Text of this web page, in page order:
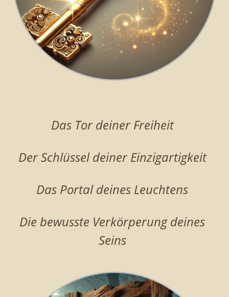
Das Tor deiner Freiheit
Der Schlüssel deiner Einzigartigkeit
Das Portal deines Leuchtens
Die bewusste Verkörperung deines
Seins